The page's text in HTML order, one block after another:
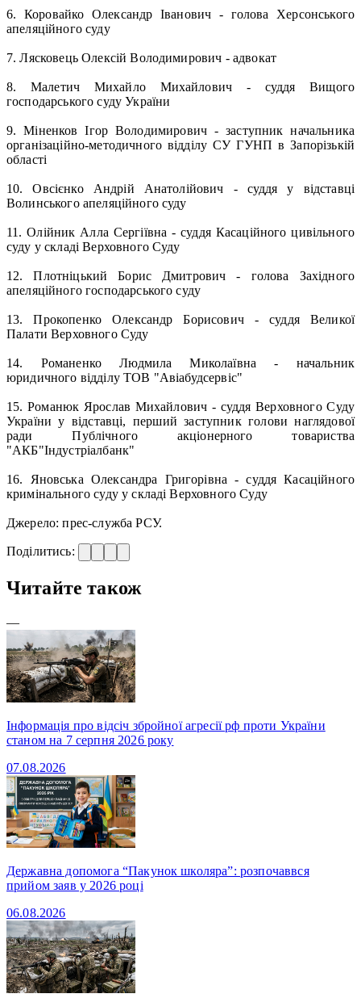
6. Коровайко Олександр Іванович - голова Херсонського
апеляційного суду
7. Лясковець Олексій Володимирович - адвокат
8. Малетич Михайло Михайлович - суддя Вищого
господарського суду України
9. Міненков Ігор Володимирович - заступник начальника
організаційно-методичного відділу СУ ГУНП в Запорізькій
області
10. Овсієнко Андрій Анатолійович - суддя у відставці
Волинського апеляційного суду
11. Олійник Алла Сергіївна - суддя Касаційного цивільного
суду у складі Верховного Суду
12. Плотніцький Борис Дмитрович - голова Західного
апеляційного господарського суду
13. Прокопенко Олександр Борисович - суддя Великої
Палати Верховного Суду
14. Романенко Людмила Миколаївна - начальник
юридичного відділу ТОВ "Авіабудсервіс"
15. Романюк Ярослав Михайлович - суддя Верховного Суду
України у відставці, перший заступник голови наглядової
ради Публічного акціонерного товариства
"АКБ"Індустріалбанк"
16. Яновська Олександра Григорівна - суддя Касаційного
кримінального суду у складі Верховного Суду
Джерело: прес-служба РСУ.
Поділитись:
Читайте також
—
Інформація про відсіч збройної агресії рф проти України
станом на 7 серпня 2026 року
07.08.2026
Державна допомога “Пакунок школяра”: розпочаввся
прийом заяв у 2026 році
06.08.2026